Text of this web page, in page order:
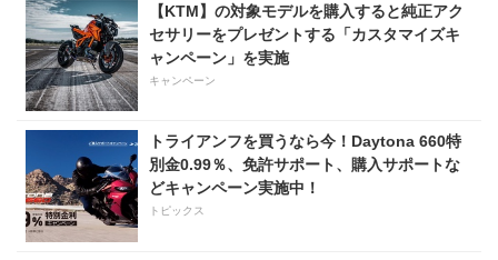
【KTM】の対象モデルを購入すると純正アク
セサリーをプレゼントする「カスタマイズキ
ャンペーン」を実施
キャンペーン
トライアンフを買うなら今！Daytona 660特
別金0.99％、免許サポート、購入サポートな
どキャンペーン実施中！
トピックス